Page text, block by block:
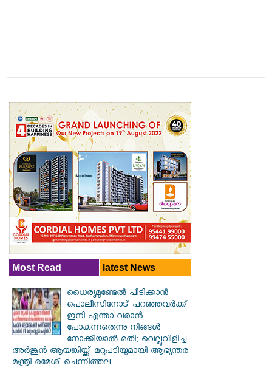
Most Read latest News
ധൈര്യമുണ്ടേൽ പിടിക്കാൻ
പൊലീസിനോട് പറഞ്ഞവർക്ക്
ഇനി എന്താ വരാൻ
പോകുന്നതെന്നു നിങ്ങൾ
നോക്കിയാൽ മതി; വെല്ലുവിളിച്ച
അർജുൻ ആയങ്കിയ്ക്ക് മറുപടിയുമായി ആഭ്യന്തര
മന്ത്രി രമേശ് ചെന്നിത്തല